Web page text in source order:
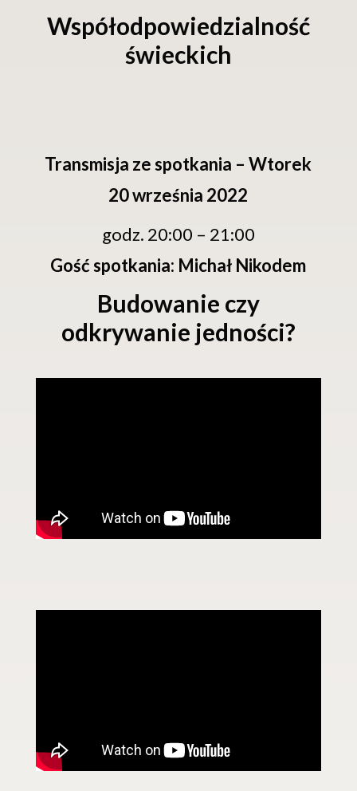
Współodpowiedzialność
świeckich
Transmisja ze spotkania – Wtorek
20 września 2022
godz. 20:00 – 21:00
Gość spotkania: Michał Nikodem
Budowanie czy
odkrywanie jedności?